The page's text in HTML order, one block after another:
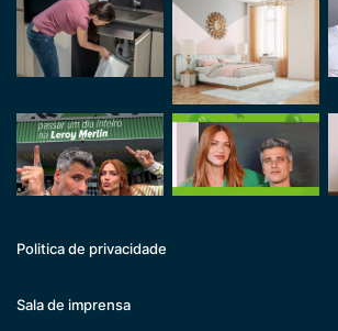
Politica de privacidade
Sala de imprensa